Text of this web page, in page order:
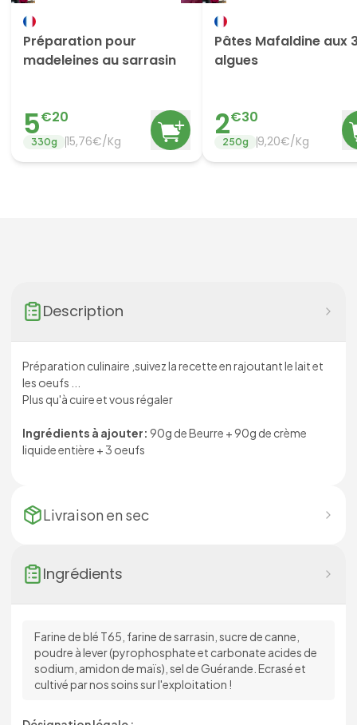
Préparation pour
madeleines au sarrasin
5€20
330g 15,76€/Kg
Pâtes Mafaldine aux
algues
2€30
250g 9,20€/Kg
Description
Préparation culinaire ,suivez la recette en rajoutant le lait et
les oeufs ...
Plus qu'à cuire et vous régaler
Ingrédients à ajouter: 90g de Beurre + 90g de crème
liquide entière + 3 oeufs
Livraison en sec
Ingrédients
Farine de blé T65, farine de sarrasin, sucre de canne,
poudre à lever (pyrophosphate et carbonate acides de
sodium, amidon de maïs), sel de Guérande. Ecrasé et
cultivé par nos soins sur l'exploitation !